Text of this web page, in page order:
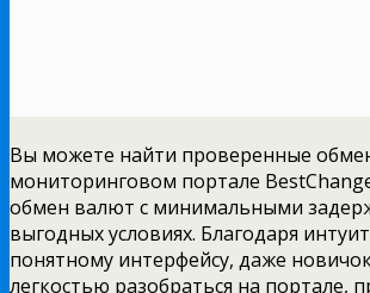
Вы можете найти проверенные
мониторинговом портале
обмен валют с минимальными
выгодных условиях. Благодаря
понятному интерфейсу, даже
легкостью разобраться на портале,